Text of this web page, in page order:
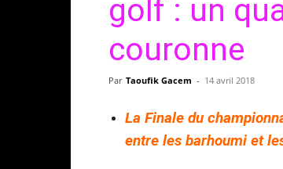
golf : un
couronne
Par Taoufik Gacem - 14 avril 2018
La Finale du
entre les barhoumi et